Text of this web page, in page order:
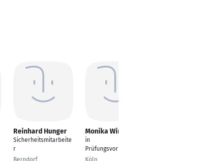
Reinhard Hunger
Sicherheitsmitarbeite
r
Berndorf
Monika Winkel
in
Prüfungsvorbereitung
Köln